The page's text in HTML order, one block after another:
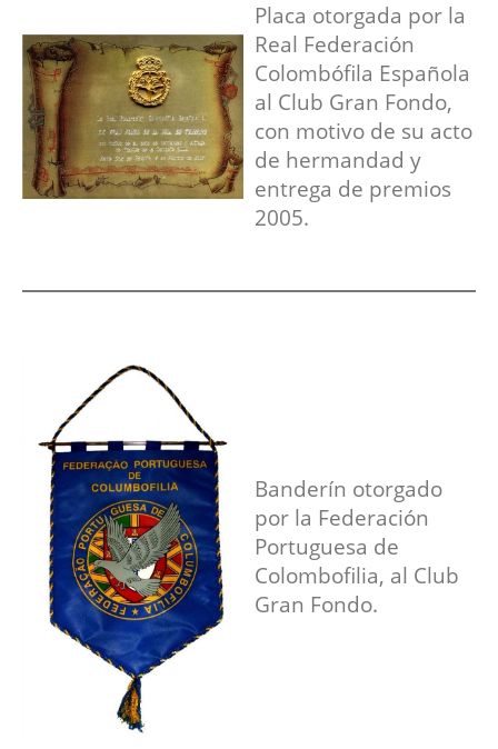
Placa otorgada por la
Real Federación
Colombófila Española
al Club Gran Fondo,
con motivo de su acto
de hermandad y
entrega de premios
2005.
Banderín otorgado
por la Federación
Portuguesa de
Colombofilia, al Club
Gran Fondo.